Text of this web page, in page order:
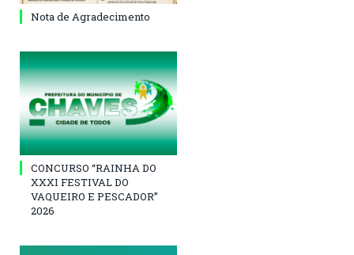
Nota de Agradecimento
CONCURSO “RAINHA DO
XXXI FESTIVAL DO
VAQUEIRO E PESCADOR”
2026